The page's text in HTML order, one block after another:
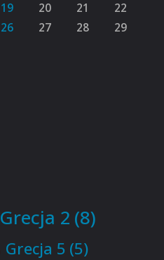
19 20 21
22
26 27 28
29
Grecja 2 (8)
Grecja 5 (5)